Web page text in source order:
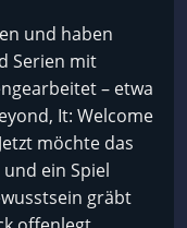
und haben
Serien mit
– etwa
It: Welcome
möchte das
ein Spiel
gräbt